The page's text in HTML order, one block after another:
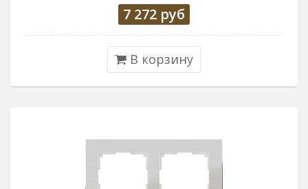
7 272 руб
В корзину